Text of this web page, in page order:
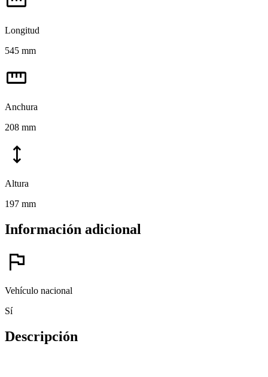
Longitud
545 mm
straighten
Anchura
208 mm
height
Altura
197 mm
Información adicional
flag
Vehículo nacional
Sí
Descripción